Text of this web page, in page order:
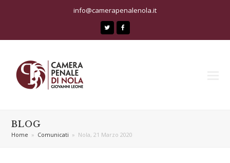
info@camerapenalenola.it
Twitter
BLOG
Home » Comunicati » Nola, 21 Marzo 2020